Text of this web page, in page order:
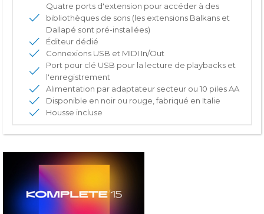
Quatre ports d'extension pour accéder à des
bibliothèques de sons (les extensions Balkans et
Dallapé sont pré-installées)
Éditeur dédié
Connexions USB et MIDI In/Out
Port pour clé USB pour la lecture de playbacks et
l'enregistrement
Alimentation par adaptateur secteur ou 10 piles AA
Disponible en noir ou rouge, fabriqué en Italie
Housse incluse